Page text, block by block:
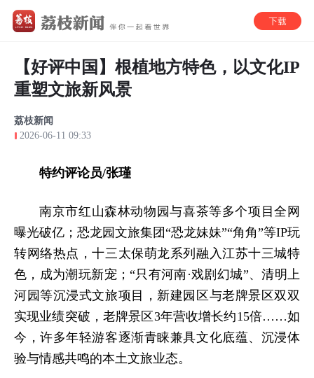
【好评中国】根植地方特色，以文化IP
重塑文旅新风景
荔枝新闻
2026-06-11 09:33
特约评论员/张瑾
南京市红山森林动物园与喜茶等多个项目全网
曝光破亿；恐龙园文旅集团“恐龙妹妹”“角角”等IP玩
转网络热点，十三太保萌龙系列融入江苏十三城特
色，成为潮玩新宠；“只有河南·戏剧幻城”、清明上
河园等沉浸式文旅项目，新建园区与老牌景区双双
实现业绩突破，老牌景区3年营收增长约15倍……如
今，许多年轻游客逐渐青睐兼具文化底蕴、沉浸体
验与情感共鸣的本土文旅业态。